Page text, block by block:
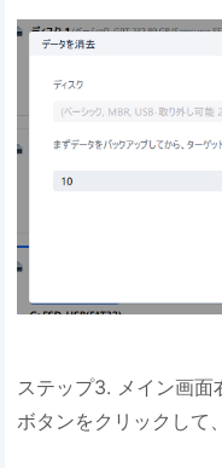
ステップ3. メイン画面
ボタンをクリックして